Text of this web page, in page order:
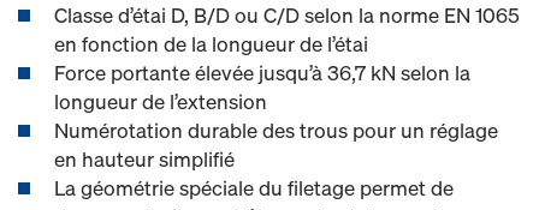
Classe d’étai D, B/D ou C/D selon la norme EN 1065
en fonction de la longueur de l’étai
Force portante élevée jusqu’à 36,7 kN selon la
longueur de l’extension
Numérotation durable des trous pour un réglage
en hauteur simplifié
La géométrie spéciale du filetage permet de